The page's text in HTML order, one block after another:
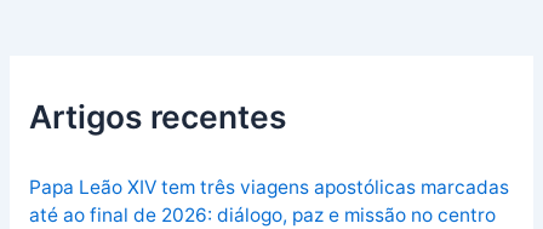
Artigos recentes
Papa Leão XIV tem três viagens apostólicas marcadas
até ao final de 2026: diálogo, paz e missão no centro